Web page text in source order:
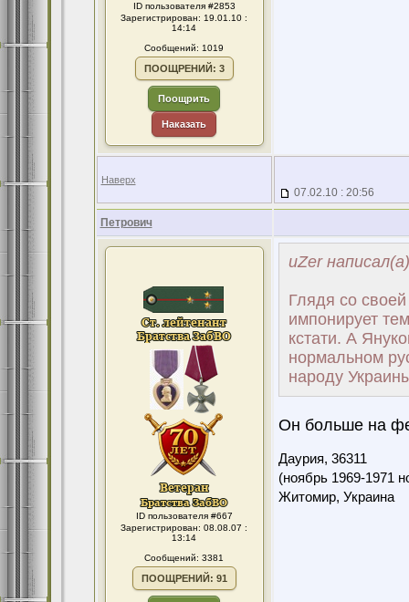
ID пользователя #2853
Зарегистрирован: 19.01.10 :
14:14
Сообщений: 1019
ПООЩРЕНИЙ: 3
Поощрить
Наказать
Наверх
07.02.10 : 20:56
Петрович
ID пользователя #667
Зарегистрирован: 08.08.07 :
13:14
Сообщений: 3381
ПООЩРЕНИЙ: 91
uZer написал(а)
Глядя со
импонирует
кстати. А
нормальном
народу
Он больше на
Даурия, 36311
(ноябрь 1969-1971
Житомир, Украина